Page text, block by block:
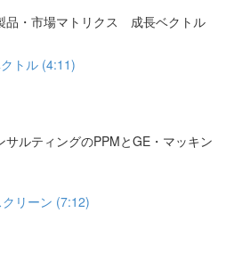
・市場マトリクス 成長ベクトル
トル (4:11)
ルティングのPPMとGE・マッキン
リーン (7:12)